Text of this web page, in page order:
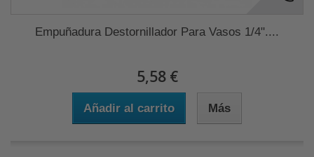
Empuñadura Destornillador Para Vasos 1/4"....
5,58 €
Añadir al carrito Más